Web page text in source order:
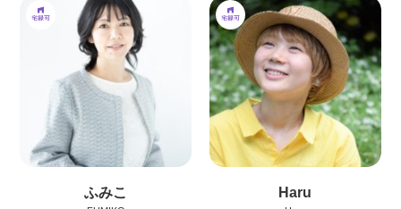
ふみこ Haru